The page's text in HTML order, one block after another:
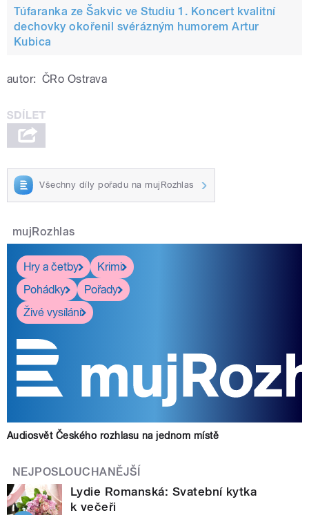
Túfaranka ze Šakvic ve Studiu 1. Koncert kvalitní
dechovky okořenil svérázným humorem Artur
Kubica
autor: ČRo Ostrava
Všechny díly pořadu na mujRozhlas
mujRozhlas
Hry a četby
Krimi
Pohádky
Pořady
Živé vysílání
Audiosvět Českého rozhlasu na jednom místě
NEJPOSLOUCHANĚJŠÍ
Lydie Romanská: Svatební kytka
k večeři